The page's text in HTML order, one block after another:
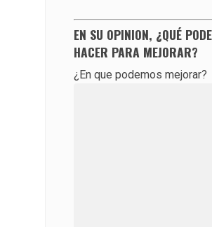
EN SU OPINION, ¿QUÉ
HACER PARA MEJORAR?
¿En que podemos mejorar?